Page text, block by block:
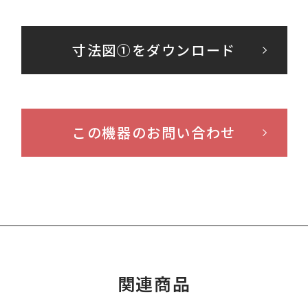
寸法図①をダウンロード
この機器のお問い合わせ
関連商品